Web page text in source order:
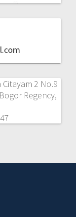
2 No.9
Regency,